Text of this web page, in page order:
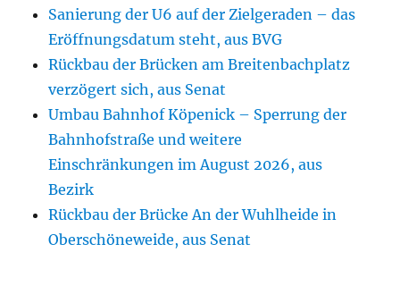
Sanierung der U6 auf der Zielgeraden – das
Eröffnungsdatum steht, aus BVG
Rückbau der Brücken am Breitenbachplatz
verzögert sich, aus Senat
Umbau Bahnhof Köpenick – Sperrung der
Bahnhofstraße und weitere
Einschränkungen im August 2026, aus
Bezirk
Rückbau der Brücke An der Wuhlheide in
Oberschöneweide, aus Senat